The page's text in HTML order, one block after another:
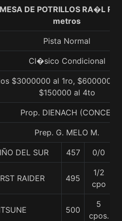
DE POTRILLOS RA�L
metros
Pista Normal
Cl�sico Condicional
$3000000 al 1ro, $600000
$150000 al 4to
Prop. DIENACH (CONCE)
Prep. G. MELO M.
DEL SUR 457 0/0
RAIDER 495
1/2
cpo
500
5
cpos.